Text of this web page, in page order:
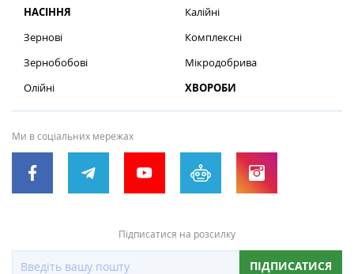
НАСІННЯ
Зернові
Зернобобові
Олійні
Калійні
Комплексні
Мікродобрива
ХВОРОБИ
Ми в соціальних мережах
Підписатися на розсилку
ПІДПИСАТИСЯ